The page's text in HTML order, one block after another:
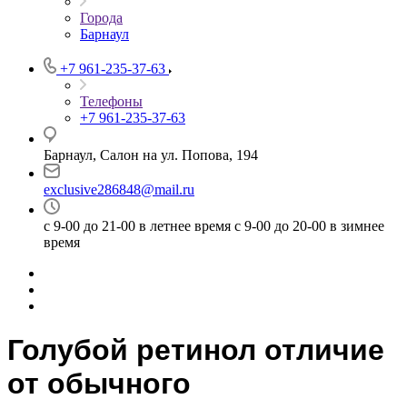
Города
Барнаул
+7 961-235-37-63
Телефоны
+7 961-235-37-63
Барнаул, Салон на ул. Попова, 194
exclusive286848@mail.ru
с 9-00 до 21-00 в летнее время с 9-00 до 20-00 в зимнее
время
Голубой ретинол отличие
от обычного